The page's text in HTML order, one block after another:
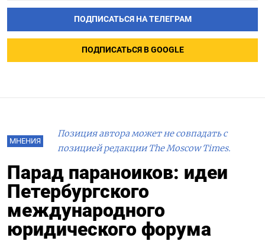
ПОДПИСАТЬСЯ НА ТЕЛЕГРАМ
ПОДПИСАТЬСЯ В GOOGLE
МНЕНИЯ
Позиция автора может не совпадать с
позицией редакции The Moscow Times.
Парад параноиков: идеи
Петербургского
международного
юридического форума